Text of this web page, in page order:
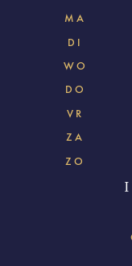
MA
DI
WO
DO
VR
ZA
ZO